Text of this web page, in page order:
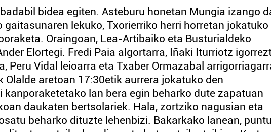
bidea egiten. Asteburu honetan Mungia izango
lekuko, Txorierriko herri horretan jokatuko
Oraingoan, Lea-Artibaiko eta Busturialdeko
Elortegi. Fredi Paia algortarra, Iñaki Iturriotz
Peru Vidal leioarra eta Txaber Ormazabal
aretoan 17:30etik aurrera jokatuko den
kanporaketetako lan bera egin beharko dute zapatuan
daukaten bertsolariek. Hala, zortziko nagusian eta
beharko dituzte lehenbizi. Bakarkako lanean,